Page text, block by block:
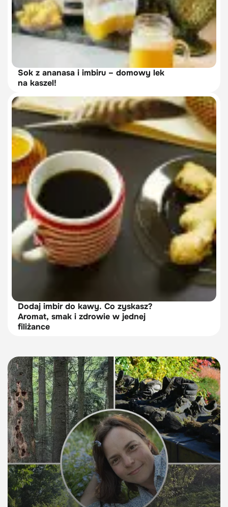
Sok z ananasa i imbiru – domowy lek
na kaszel!
Dodaj imbir do kawy. Co zyskasz?
Aromat, smak i zdrowie w jednej
filiżance